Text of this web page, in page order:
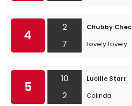
4
2
7
Chubby
Lovely Lovely
5
10
2
Lucille Starr
Colinda